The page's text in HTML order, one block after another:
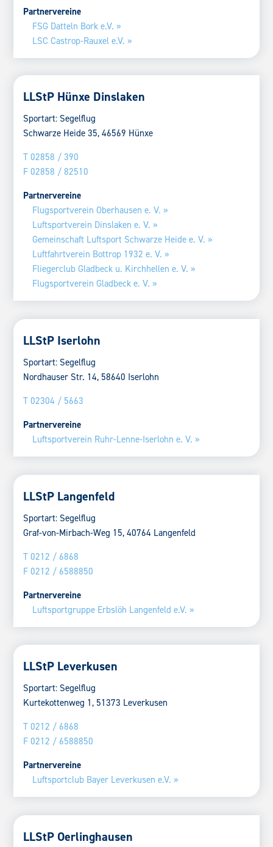
Partnervereine
FSG Datteln Bork e.V. »
LSC Castrop-Rauxel e.V. »
LLStP Hünxe Dinslaken
Sportart: Segelflug
Schwarze Heide 35, 46569 Hünxe
T 02858 / 390
F 02858 / 82510
Partnervereine
Flugsportverein Oberhausen e. V. »
Luftsportverein Dinslaken e. V. »
Gemeinschaft Luftsport Schwarze Heide e. V. »
Luftfahrtverein Bottrop 1932 e. V. »
Fliegerclub Gladbeck u. Kirchhellen e. V. »
Flugsportverein Gladbeck e. V. »
LLStP Iserlohn
Sportart: Segelflug
Nordhauser Str. 14, 58640 Iserlohn
T 02304 / 5663
Partnervereine
Luftsportverein Ruhr-Lenne-Iserlohn e. V. »
LLStP Langenfeld
Sportart: Segelflug
Graf-von-Mirbach-Weg 15, 40764 Langenfeld
T 0212 / 6868
F 0212 / 6588850
Partnervereine
Luftsportgruppe Erbslöh Langenfeld e.V. »
LLStP Leverkusen
Sportart: Segelflug
Kurtekottenweg 1, 51373 Leverkusen
T 0212 / 6868
F 0212 / 6588850
Partnervereine
Luftsportclub Bayer Leverkusen e.V. »
LLStP Oerlinghausen